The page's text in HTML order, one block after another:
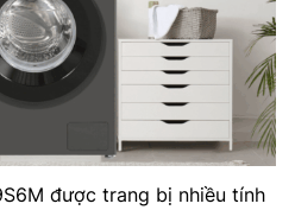
được trang bị nhiều tính